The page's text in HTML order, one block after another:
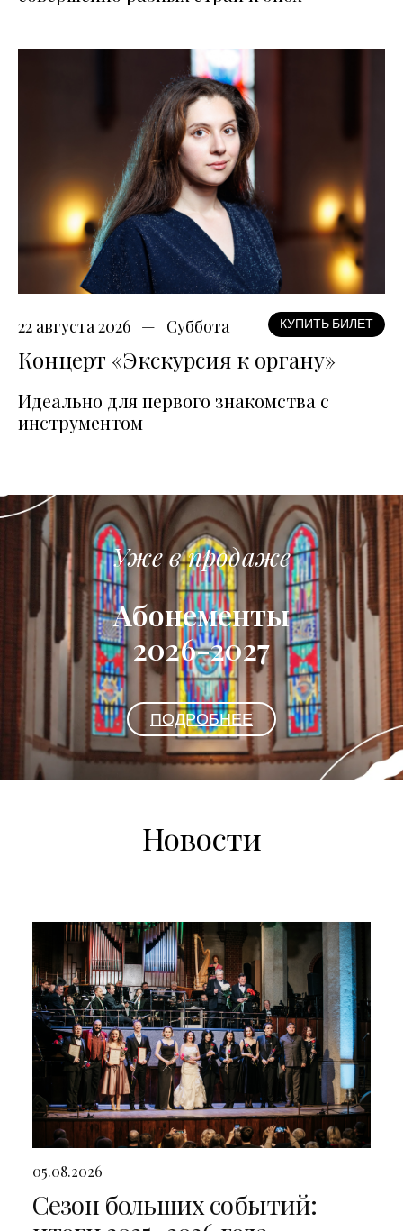
22 августа 2026 Суббота КУПИТЬ БИЛЕТ
Концерт «Экскурсия к органу»
Идеально для первого знакомства с
инструментом
Уже в продаже
Абонементы
2026-2027
ПОДРОБНЕЕ
Новости
05.08.2026
Сезон больших событий: